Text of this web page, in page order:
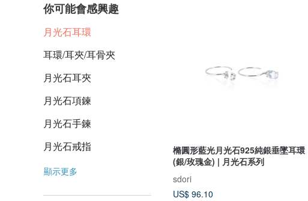
你可能會感興趣
月光石耳環
耳環/耳夾/耳骨夾
月光石耳夾
月光石項鍊
月光石手鍊
月光石戒指
顯示更多
樇圓形藍光月光石925純銀垂墜耳環
(銀/玫瑰金) | 月光石系列
sdori
US$ 96.10